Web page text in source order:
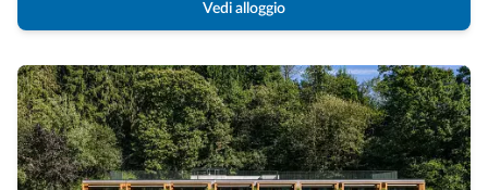
Vedi alloggio